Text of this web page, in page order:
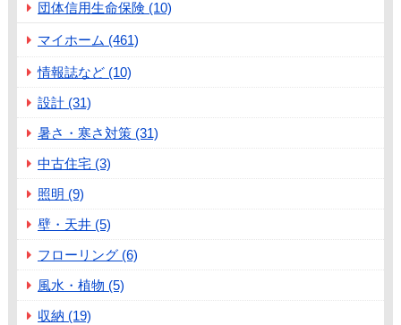
団体信用生命保険 (10)
マイホーム (461)
情報誌など (10)
設計 (31)
暑さ・寒さ対策 (31)
中古住宅 (3)
照明 (9)
壁・天井 (5)
フローリング (6)
風水・植物 (5)
収納 (19)